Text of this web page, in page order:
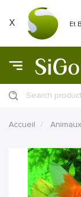
X
Et
Search
Accueil Animaux